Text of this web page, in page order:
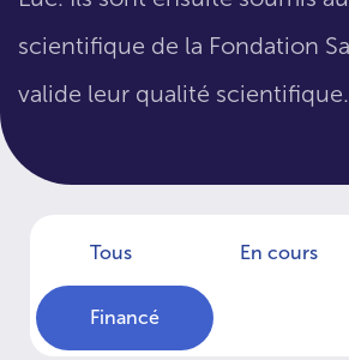
scientifique de la Fondation
valide leur qualité scientifique.
Tous En cours
Financé